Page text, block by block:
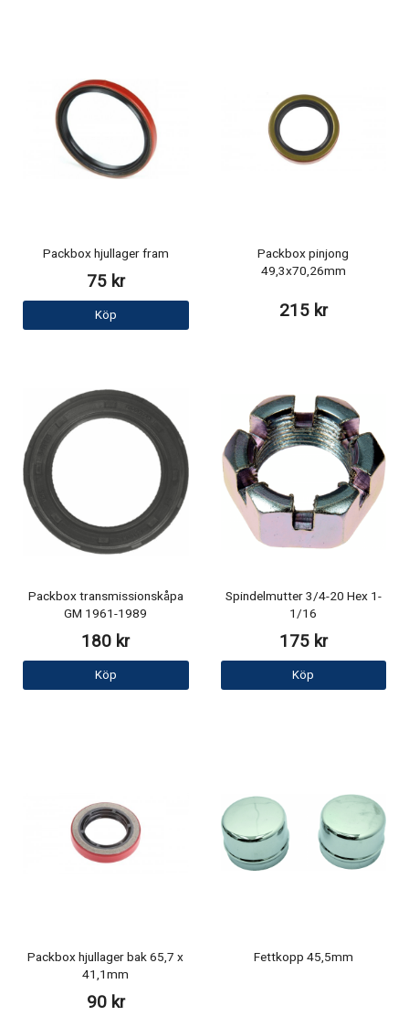
Packbox hjullager fram
75 kr
Köp
Packbox pinjong
49,3x70,26mm
215 kr
Packbox transmissionskåpa
GM 1961-1989
180 kr
Köp
Spindelmutter 3/4-20 Hex 1-
1/16
175 kr
Köp
Packbox hjullager bak 65,7 x
41,1mm
90 kr
Fettkopp 45,5mm